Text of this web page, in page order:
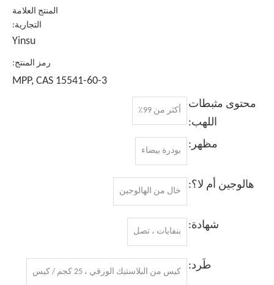
المنتج العلامة
التجارية:
Yinsu
رمز المنتج:
MPP, CAS 15541-60-3
محتوى مثبطات
اللهب:
أكثر من 99٪
مظهر:
بودرة بيضاء
هالوجين أم لا؟:
خال من الهالوجين
شهادة:
بنفايات ، تصل
طَرد:
كيس من البلاستيك الورقي ، 25 كجم / كيس